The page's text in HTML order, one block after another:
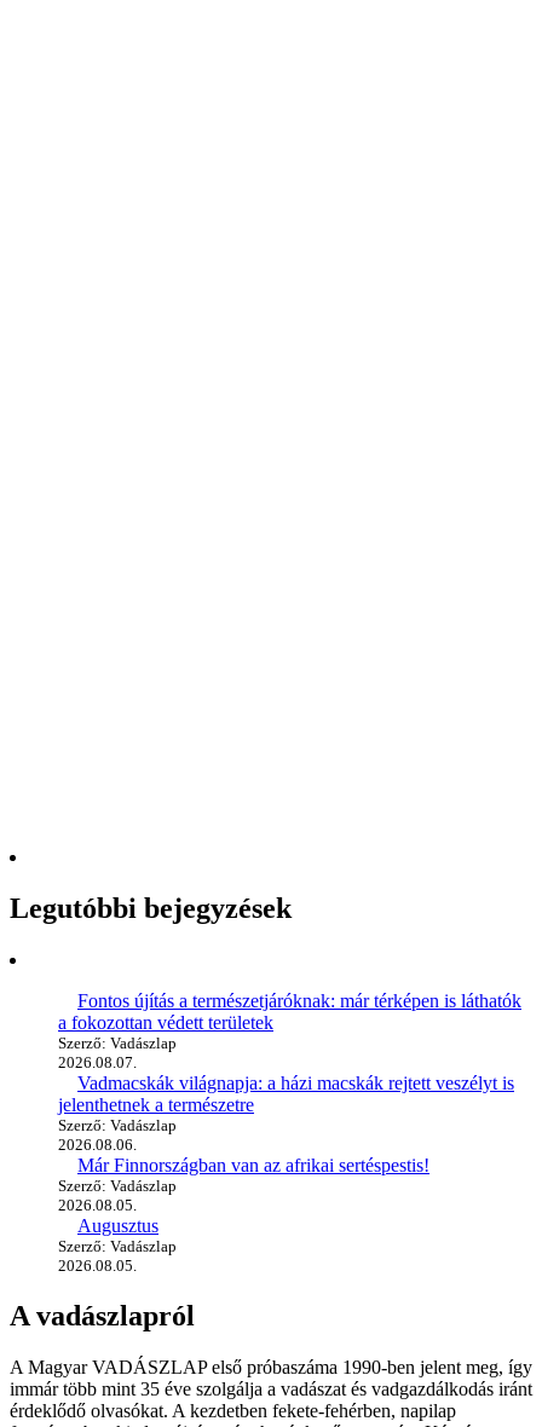
Legutóbbi bejegyzések
Fontos újítás a természetjáróknak: már térképen is láthatók
a fokozottan védett területek
Szerző: Vadászlap
2026.08.07.
Vadmacskák világnapja: a házi macskák rejtett veszélyt is
jelenthetnek a természetre
Szerző: Vadászlap
2026.08.06.
Már Finnországban van az afrikai sertéspestis!
Szerző: Vadászlap
2026.08.05.
Augusztus
Szerző: Vadászlap
2026.08.05.
A vadászlapról
A Magyar VADÁSZLAP első próbaszáma 1990-ben jelent meg, így
immár több mint 35 éve szolgálja a vadászat és vadgazdálkodás iránt
érdeklődő olvasókat. A kezdetben fekete-fehérben, napilap